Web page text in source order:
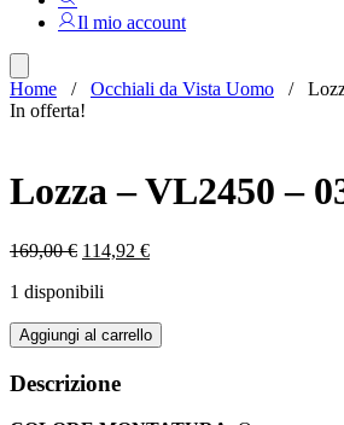
Il mio account
Home / Occhiali da Vista Uomo /
In offerta!
Lozza – VL2450 –
169,00€ Il
originale
169,00 €.
114,92 €Il
114,92 €.
1 disponibili
Lozza
-
VL2450
-
0300S2
Aggiungi al carrello
Descrizione